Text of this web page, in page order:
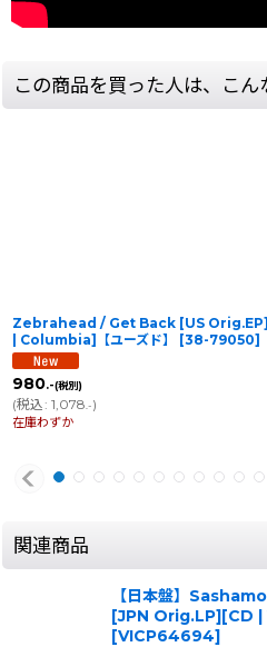
この商品を買った人は、こ
Zebrahead / Get Back [US
| Columbia]【ユーズド】
[38-79050]
980.-(税別)
(税込: 1,078 .-)
在庫わずか
関連商品
【日本盤】
[JPN Orig.LP][CD |
[VICP64694]